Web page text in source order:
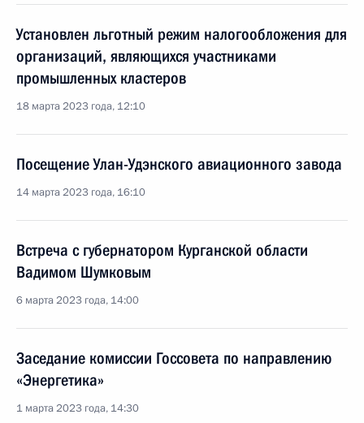
Установлен льготный режим налогообложения для
организаций, являющихся участниками
промышленных кластеров
18 марта 2023 года, 12:10
Посещение Улан-Удэнского авиационного завода
14 марта 2023 года, 16:10
Встреча с губернатором Курганской области
Вадимом Шумковым
6 марта 2023 года, 14:00
Заседание комиссии Госсовета по направлению
«Энергетика»
1 марта 2023 года, 14:30